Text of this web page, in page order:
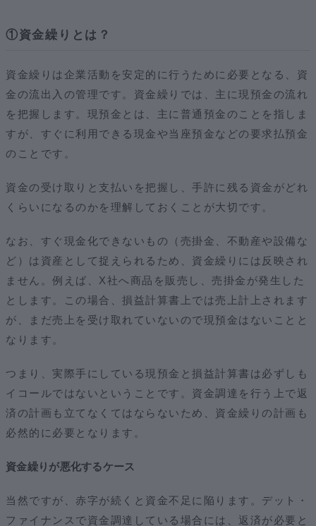
①資金繰りとは？
資金繰りは企業活動を安定的に行うために必要となる、資
金の流出入の管理です。資金繰りでは、主に現預金の流れ
を把握します。現預金とは、主に普通預金のことを指しま
すが、すぐに利用できる現金や当座預金などの要求払預金
のことです。
資金の受け取りと支払いを把握し、手許に残る資金がどれ
くらいになるのかを理解しておくことが大切です。
なお、すぐ現金化できないもの（売掛金、不動産や設備な
ど）は資産として捉えられるため、資金繰りには反映され
ません。例えば、X社へ商品を販売し、売掛金が発生した
とします。この場合、損益計算書上では売上計上されます
が、まだ売上を受け取れていないので現預金はないことと
なります。
つまり、実際手にしている現預金と損益計算書は必ずしも
イコールではないということです。資金調達を行う上で返
済の計画も立てなくてはならないため、資金繰りの計画も
必然的に必要となります。
資金繰りが悪化するケース
当然ですが、赤字が続くと資金不足に陥ります。デット・
ファイナンスで資金調達している場合には、返済が必要と